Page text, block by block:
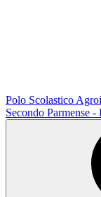
Polo Scolastico
Secondo Parmense -